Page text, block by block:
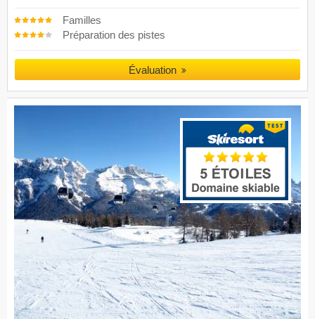
Familles
Préparation des pistes
Évaluation